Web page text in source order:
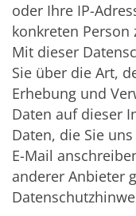
oder Ihre IP-
konkreten
Mit dieser
Sie über die Art,
Erhebung und
Daten auf dieser
Daten, die Sie
E-Mail
anderer Anbieter